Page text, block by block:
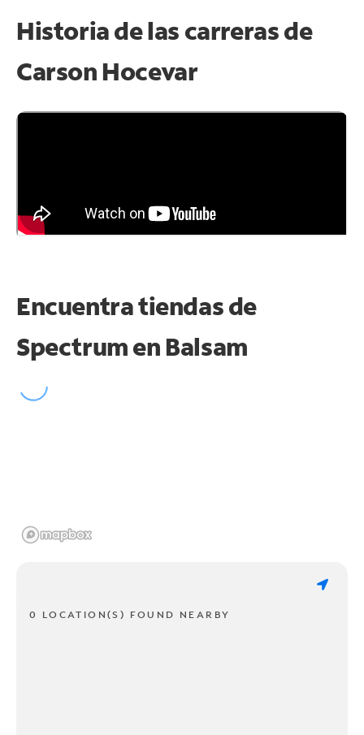
Historia de las carreras de
Carson Hocevar
Encuentra tiendas de
Spectrum en Balsam
0 LOCATION(S) FOUND NEARBY